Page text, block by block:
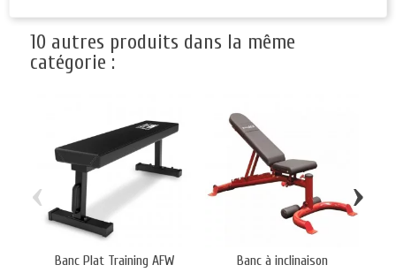
10 autres produits dans la même
catégorie :
Banc Plat Training AFW Banc à inclinaison
‹ ›